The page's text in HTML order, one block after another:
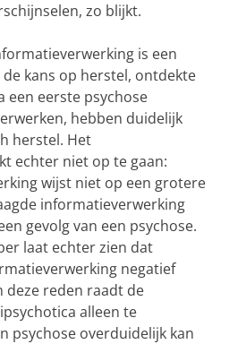
zo blijkt.
is een
kans op herstel, ontdekte
een eerste psychose
hebben duidelijk
herstel. Het
echter niet op te gaan:
wijst niet op een grotere
informatieverwerking
gevolg van een psychose.
laat echter zien dat
negatief
deze reden raadt de
alleen te
psychose overduidelijk kan